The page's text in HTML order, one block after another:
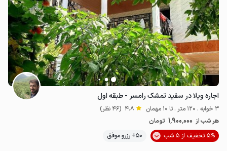
اجاره ویلا در سفید تمشک رامسر - طبقه اول
3 خوابه . 120 متر . تا 10 مهمان 4.8 (46 نظر)
هر شب از 1٬900٬000 تومان
5% تخفیف از 5 شب
50+ رزرو موفق